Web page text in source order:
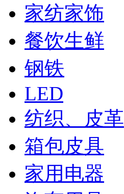
家纺家饰
餐饮生鲜
钢铁
LED
纺织、皮革
箱包皮具
家用电器